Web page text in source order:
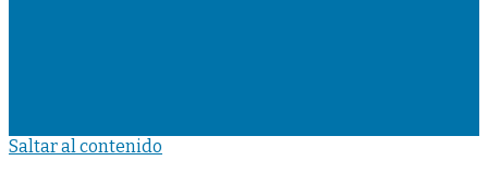
Saltar al contenido